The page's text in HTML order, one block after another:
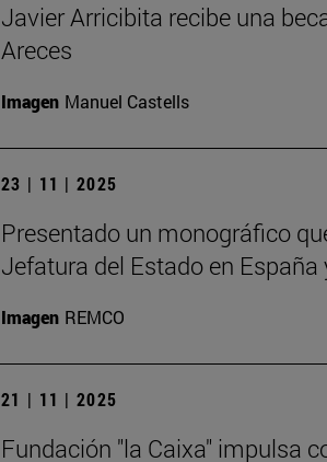
Javier Arricibita recibe una
Areces
Imagen Manuel Castells
23 | 11 | 2025
Presentado un monográfico
Jefatura del Estado en España
Imagen REMCO
21 | 11 | 2025
Fundación "la Caixa" impulsa